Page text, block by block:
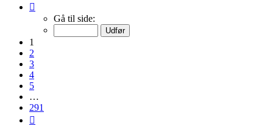
Gå til side:
1
2
3
4
5
…
291